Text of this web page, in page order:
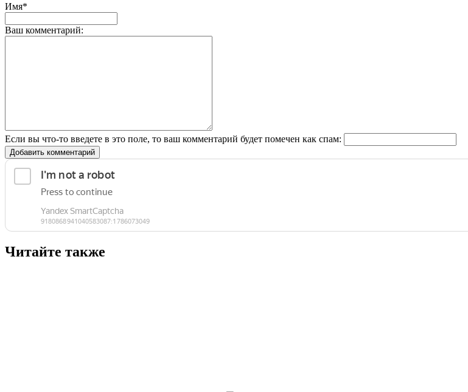
Имя*
Ваш комментарий:
Если вы что-то введете в это поле, то ваш комментарий будет помечен как спам:
Добавить комментарий
Читайте также